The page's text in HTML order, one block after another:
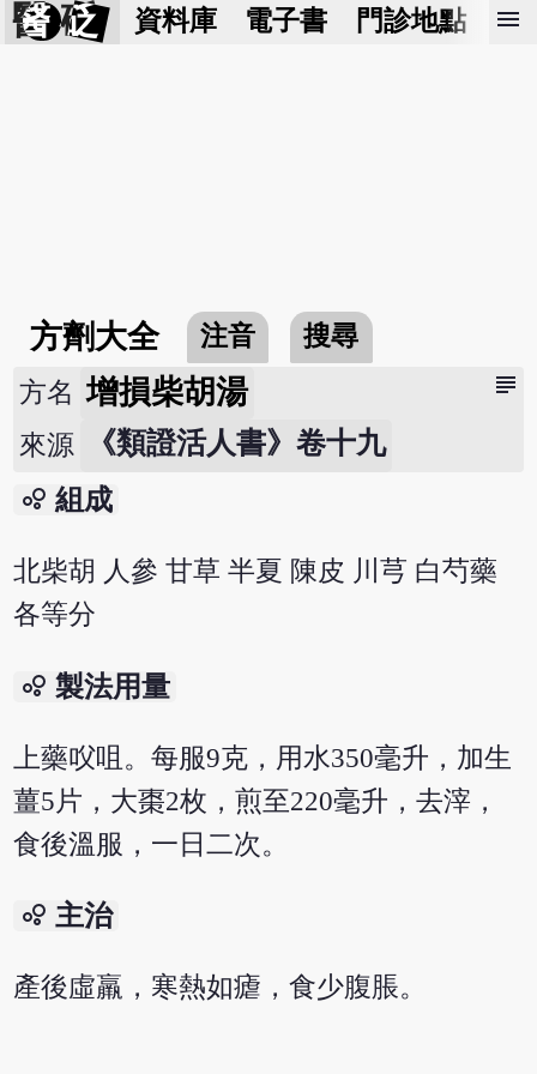
醫 砭 資料庫 電子書 門診地點 預
menu
方劑大全 注音 搜尋
subject
方名 增損柴胡湯
來源 《類證活人書》卷十九
bubble_chart 組成
北柴胡 人參 甘草 半夏 陳皮 川芎 白芍藥
各等分
bubble_chart 製法用量
上藥㕮咀。每服9克，用水350毫升，加生
薑5片，大棗2枚，煎至220毫升，去滓，
食後溫服，一日二次。
bubble_chart 主治
產後虛羸，寒熱如瘧，食少腹脹。